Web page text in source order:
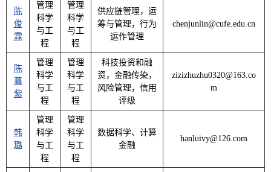
陈
俊
霖
管理
科学
与工
程
管理
科学
与工
程
供应链管理，运
筹与管理，行为
运作管理
chenjunlin@cufe.edu.cn
陈
暮
紫
管理
科学
与工
程
管理
科学
与工
程
科技投资和融
资，金融传染，
风险管理，信用
评级
zizizhuzhu0320@163.co
m
韩
璐
管理
科学
与工
程
管理
科学
与工
程
数据科学、计算
金融
hanluivy@126.com